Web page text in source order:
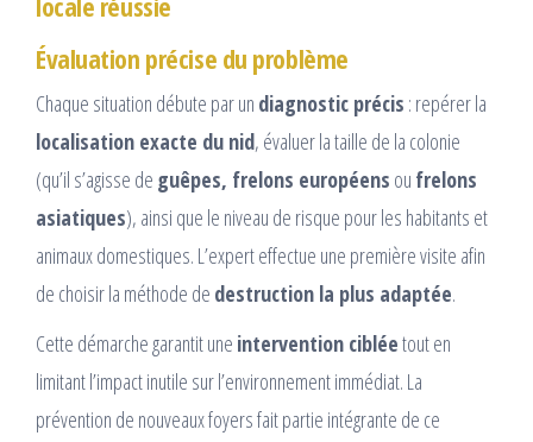
Évaluation précise du problème
Chaque situation débute par un diagnostic précis : repérer la
localisation exacte du nid, évaluer la taille de la colonie
(qu’il s’agisse de guêpes, frelons européens ou frelons
asiatiques), ainsi que le niveau de risque pour les habitants et
animaux domestiques. L’expert effectue une première visite afin
de choisir la méthode de destruction la plus adaptée.
Cette démarche garantit une intervention cibléetout en
limitant l’impact inutile sur l’environnement immédiat. La
prévention de nouveaux foyers fait partie intégrante de ce